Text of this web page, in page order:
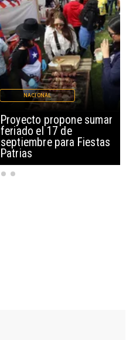
Proyecto propone sumar
feriado el 17 de
septiembre para Fiestas
Patrias
NACIONAL